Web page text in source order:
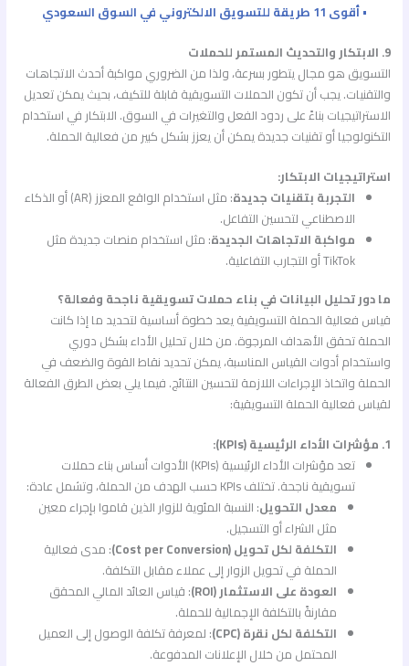
• أقوى 11 طريقة للتسويق الالكتروني في السوق السعودي
9. الابتكار والتحديث المستمر للحملات
التسويق هو مجال يتطور بسرعة، ولذا من الضروري مواكبة أحدث الاتجاهات
والتقنيات. يجب أن تكون الحملات التسويقية قابلة للتكيف، بحيث يمكن تعديل
الاستراتيجيات بناءً على ردود الفعل والتغيرات في السوق. الابتكار في استخدام
التكنولوجيا أو تقنيات جديدة يمكن أن يعزز بشكل كبير من فعالية الحملة.
استراتيجيات الابتكار:
التجربة بتقنيات جديدة
: مثل استخدام الواقع المعزز (AR) أو الذكاء
الاصطناعي لتحسين التفاعل.
مواكبة الاتجاهات الجديدة: مثل استخدام منصات جديدة مثل
TikTok أو التجارب التفاعلية.
ما دور تحليل البيانات في بناء حملات تسويقية ناجحة وفعالة؟
قياس فعالية الحملة التسويقية يعد خطوة أساسية لتحديد ما إذا كانت
الحملة تحقق الأهداف المرجوة. من خلال تحليل الأداء بشكل دوري
واستخدام أدوات القياس المناسبة، يمكن تحديد نقاط القوة والضعف في
الحملة واتخاذ الإجراءات اللازمة لتحسين النتائج. فيما يلي بعض الطرق الفعالة
لقياس فعالية الحملة التسويقية:
1. مؤشرات الأداء الرئيسية (KPIs):
تعد مؤشرات الأداء الرئيسية (KPIs) الأدوات أساس بناء حملات
تسويقية ناجحة. تختلف KPIs حسب الهدف من الحملة، وتشمل عادة:
معدل التحويل: النسبة المئوية للزوار الذين قاموا بإجراء معين
مثل الشراء أو التسجيل.
التكلفة لكل تحويل (Cost per Conversion)
: مدى فعالية
الحملة في تحويل الزوار إلى عملاء مقابل التكلفة.
العودة على الاستثمار (ROI)
: قياس العائد المالي المحقق
مقارنةً بالتكلفة الإجمالية للحملة.
التكلفة لكل نقرة (CPC)
: لمعرفة تكلفة الوصول إلى العميل
المحتمل من خلال الإعلانات المدفوعة.